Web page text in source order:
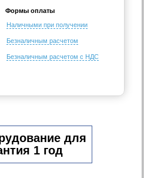
Формы оплаты
Наличными при получении
Безналичным расчетом
Безналичным расчетом с НДС
для
1 год